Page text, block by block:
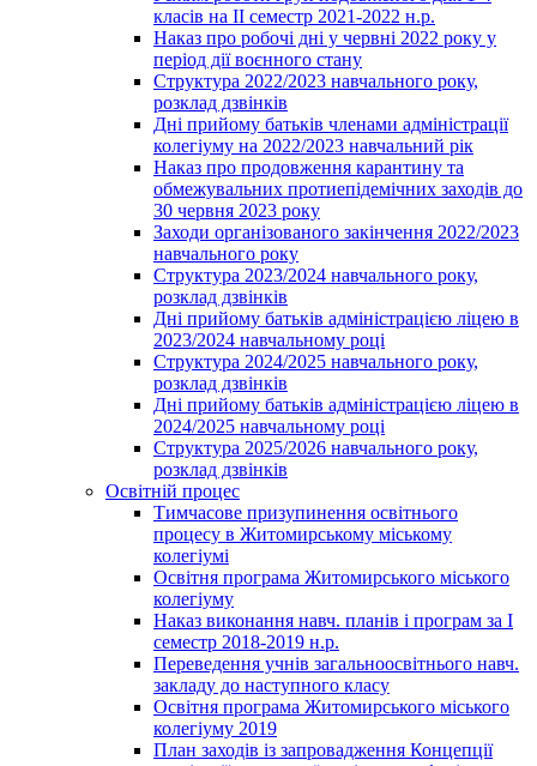
класів на ІІ семестр 2021-2022 н.р.
Наказ про робочі дні у червні 2022 року у
період дії воєнного стану
Структура 2022/2023 навчального року,
розклад дзвінків
Дні прийому батьків членами адміністрації
колегіуму на 2022/2023 навчальний рік
Наказ про продовження карантину та
обмежувальних протиепідемічних заходів до
30 червня 2023 року
Заходи організованого закінчення 2022/2023
навчального року
Структура 2023/2024 навчального року,
розклад дзвінків
Дні прийому батьків адміністрацією ліцею в
2023/2024 навчальному році
Структура 2024/2025 навчального року,
розклад дзвінків
Дні прийому батьків адміністрацією ліцею в
2024/2025 навчальному році
Структура 2025/2026 навчального року,
розклад дзвінків
Освітній процес
Тимчасове призупинення освітнього
процесу в Житомирському міському
колегіумі
Освітня програма Житомирського міського
колегіуму
Наказ виконання навч. планів і програм за І
семестр 2018-2019 н.р.
Переведення учнів загальноосвітнього навч.
закладу до наступного класу
Освітня програма Житомирського міського
колегіуму 2019
План заходів із запровадження Концепції